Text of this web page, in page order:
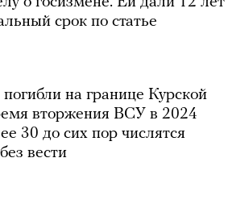
срок по статье
на границе Курской
вторжения ВСУ в 2024
30 до сих пор числятся
вести